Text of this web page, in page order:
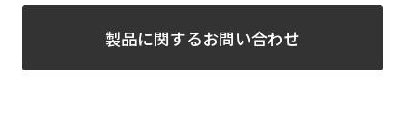
製品に関するお問い合わせ